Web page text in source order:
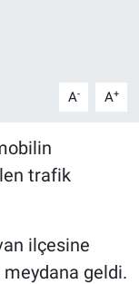
A- A+
trafik
ilçesine
meydana geldi.